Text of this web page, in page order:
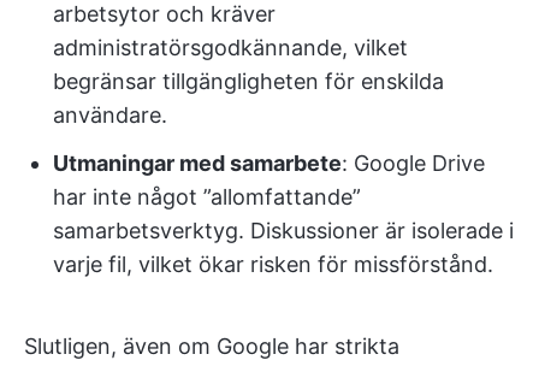
arbetsytor och kräver
administratörsgodkännande, vilket
begränsar tillgängligheten för enskilda
användare.
Utmaningar med samarbete: Google Drive
har inte något ”allomfattande”
samarbetsverktyg. Diskussioner är isolerade i
varje fil, vilket ökar risken för missförstånd.
Slutligen, även om Google har strikta